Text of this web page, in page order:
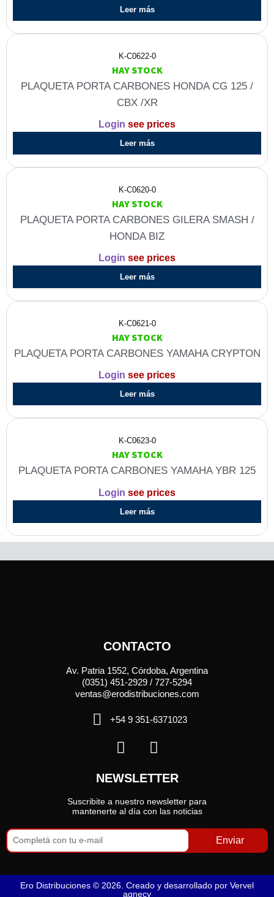
Leer más
K-C0622-0
HAY STOCK
PLAQUETA PORTA CARBONES HONDA CG 125 /
CBX /XR
Login see prices
Leer más
K-C0620-0
HAY STOCK
PLAQUETA PORTA CARBONES GILERA SMASH /
HONDA BIZ
Login see prices
Leer más
K-C0621-0
HAY STOCK
PLAQUETA PORTA CARBONES YAMAHA CRYPTON
Login see prices
Leer más
K-C0623-0
HAY STOCK
PLAQUETA PORTA CARBONES YAMAHA YBR 125
Login see prices
Leer más
CONTACTO
Av. Patria 1552, Córdoba, Argentina
(0351) 451-2929 / 727-5294
ventas@erodistribuciones.com
+54 9 351-6371023
NEWSLETTER
Suscribite a nuestro newsletter para
mantenerte al día con las noticias
Enviar
Ero Distribuciones © 2026. Creado y desarrollado por Vervel
agnecy